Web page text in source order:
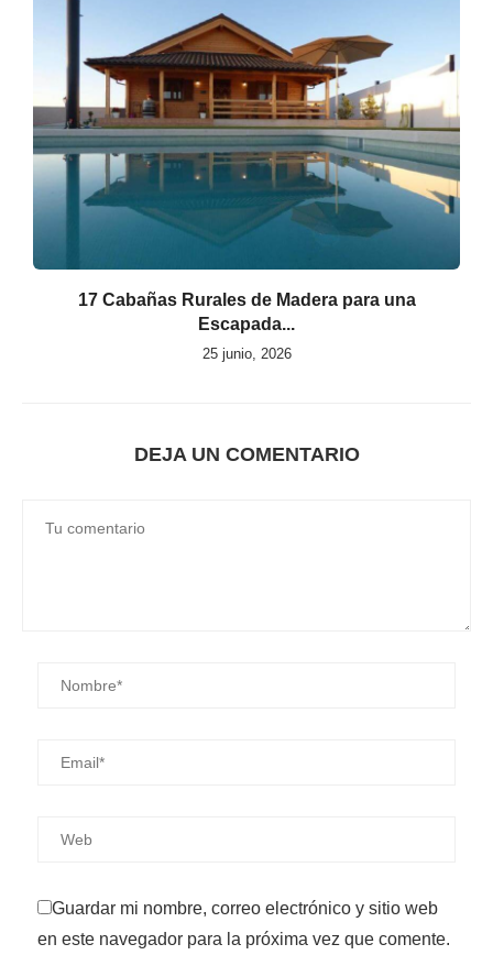
17 Cabañas Rurales de Madera para una
Escapada...
25 junio, 2026
DEJA UN COMENTARIO
Guardar mi nombre, correo electrónico y sitio web
en este navegador para la próxima vez que comente.